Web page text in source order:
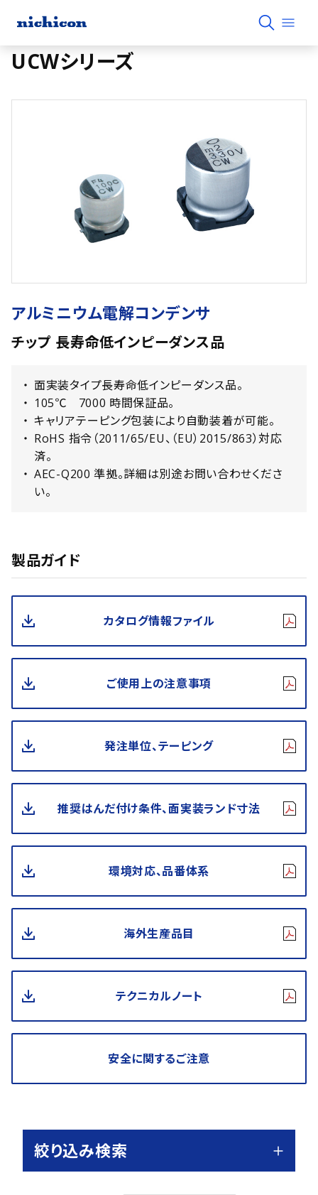
UCWシリーズ
アルミニウム電解コンデンサ
チップ 長寿命低インピーダンス品
面実装タイプ長寿命低インピーダンス品。
105℃ 7000 時間保証品。
キャリアテーピング包装により自動装着が可能。
RoHS 指令（2011/65/EU、（EU）2015/863）対応
済。
AEC-Q200 準拠。詳細は別途お問い合わせくださ
い。
製品ガイド
カタログ情報ファイル
ご使用上の注意事項
発注単位、テーピング
推奨はんだ付け条件、面実装ランド寸法
環境対応、品番体系
海外生産品目
テクニカルノート
安全に関するご注意
絞り込み検索